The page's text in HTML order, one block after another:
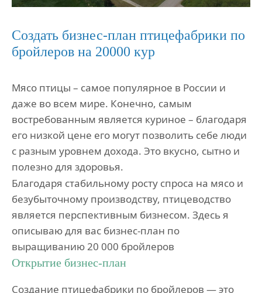
Создать бизнес-план птицефабрики по
бройлеров на 20000 кур
Мясо птицы – самое популярное в России и
даже во всем мире. Конечно, самым
востребованным является куриное – благодаря
его низкой цене его могут позволить себе люди
с разным уровнем дохода. Это вкусно, сытно и
полезно для здоровья.
Благодаря стабильному росту спроса на мясо и
безубыточному производству, птицеводство
является перспективным бизнесом. Здесь я
описываю для вас бизнес-план по
выращиванию 20 000 бройлеров
Открытие бизнес-план
Создание птицефабрики по бройлеров — это